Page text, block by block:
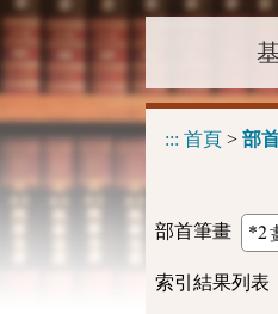
::: 首頁 > 部
部首筆畫
索引結果列表